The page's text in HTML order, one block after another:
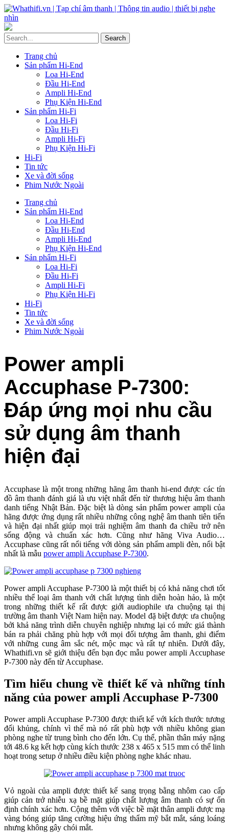
Trang chủ
Sản phẩm Hi-End
Loa Hi-End
Đầu Hi-End
Ampli Hi-End
Phụ Kiện Hi-End
Sản phẩm Hi-Fi
Loa Hi-Fi
Đầu Hi-Fi
Ampli Hi-Fi
Phụ Kiện Hi-Fi
Hi-Fi
Tin tức
Xe và đời sống
Phim Nước Ngoài
Trang chủ
Sản phẩm Hi-End
Loa Hi-End
Đầu Hi-End
Ampli Hi-End
Phụ Kiện Hi-End
Sản phẩm Hi-Fi
Loa Hi-Fi
Đầu Hi-Fi
Ampli Hi-Fi
Phụ Kiện Hi-Fi
Hi-Fi
Tin tức
Xe và đời sống
Phim Nước Ngoài
Power ampli
Accuphase P-7300:
Đáp ứng mọi nhu cầu
sử dụng âm thanh
hiện đại
Accuphase là một trong những hãng âm thanh hi-end được các tín
đồ âm thanh đánh giá là ưu việt nhất đến từ thương hiệu âm thanh
danh tiếng Nhật Bản. Đặc biệt là dòng sản phẩm power ampli của
hãng được ứng dụng rất nhiều những công nghệ âm thanh tiên tiến
và hiện đại nhất giúp mọi trải nghiệm âm thanh đa chiều trở nên
sống động và chuẩn xác hơn. Cũng như hãng Viva Audio…
Accuphase cũng rất nổi tiếng với dòng sản phẩm ampli đèn, nổi bật
nhất là mẫu power ampli Accuphase P-7300.
Power ampli Accuphase P-7300 là một thiết bị có khả năng chơi tốt
nhiều thể loại âm thanh với chất lượng tình diễn hoàn hảo, là một
trong những thiết kế rất được giới audiophile ưa chuộng tại thị
trường âm thanh Việt Nam hiện nay. Model đặ biệt được ưa chuộng
bởi khả năng trình diễn chuyên nghiệp nhưng lại có mức giá thành
bán ra phải chăng phù hợp với mọi đối tượng âm thanh, ghi điểm
với những cung âm sắc nét, mộc mạc và rất tự nhiên. Dưới đây,
Whathifi.vn sẽ giới thiệu đến bạn đọc mẫu power ampli Accuphase
P-7300 này đến từ Accuphase.
Tìm hiểu chung về thiết kế và những tính
năng của power ampli Accuphase P-7300
Power ampli Accuphase P-7300 được thiết kế với kích thước tương
đối khủng, chính vì thế mà nó rất phù hợp với nhiều không gian
phòng nghe từ trung bình cho đến lớn. Cụ thể, phần thân máy nặng
tới 48.6 kg kết hợp cùng kích thước 238 x 465 x 515 mm có thể linh
hoạt trong setup ở nhiều điều kiện phòng nghe khác nhau.
Vỏ ngoài của ampli được thiết kế sang trọng bằng nhôm cao cấp
giúp cản trở nhiễu xạ bề mặt giúp chất lượng âm thanh có sự ổn
định chính xác hơn. Cộng thêm với việc bề mặt thân ampli được mạ
vàng bóng giúp tăng cường hiệu ứng thẩm mỹ bắt mắt, sáng loáng
nhưng không gây chói mắt.